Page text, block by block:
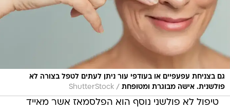
גם בצניחת עפעפיים או בעודפי עור ניתן לעתים לטפל בצורה לא
פולשנית. אישה מבוגרת ומטופחת /
ShutterStock
טיפול לא פולשני נוסף הוא הפלסמאז אשר מאייד